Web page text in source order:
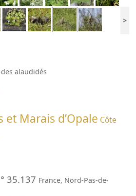
>
alaudidés
et Marais d’Opale Côte
35.137 France, Nord-Pas-de-